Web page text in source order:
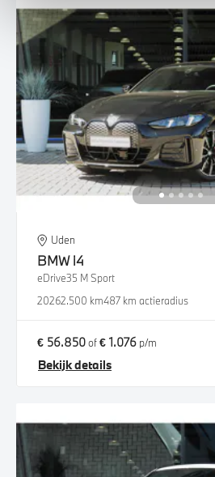
Uden
BMW i4
eDrive35 M Sport
20262.500 km487 km actieradius
€ 56.850of€ 1.076 p/m
Bekijk details